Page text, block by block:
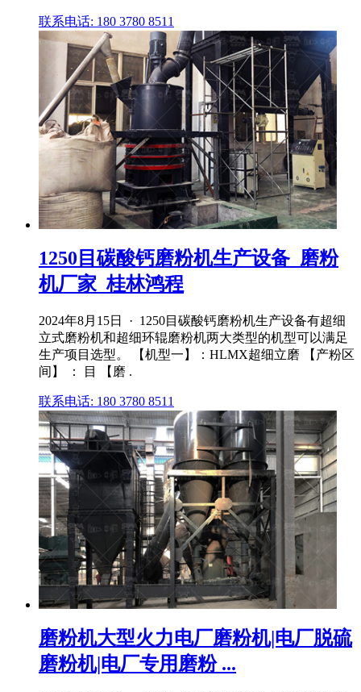
联系电话: 180 3780 8511
1250目碳酸钙磨粉机生产设备_磨粉
机厂家_桂林鸿程
2024年8月15日 · 1250目碳酸钙磨粉机生产设备有超细
立式磨粉机和超细环辊磨粉机两大类型的机型可以满足
生产项目选型。 【机型一】：HLMX超细立磨 【产粉区
间】 ： 目 【磨 .
联系电话: 180 3780 8511
磨粉机大型火力电厂磨粉机|电厂脱硫
磨粉机|电厂专用磨粉 ...